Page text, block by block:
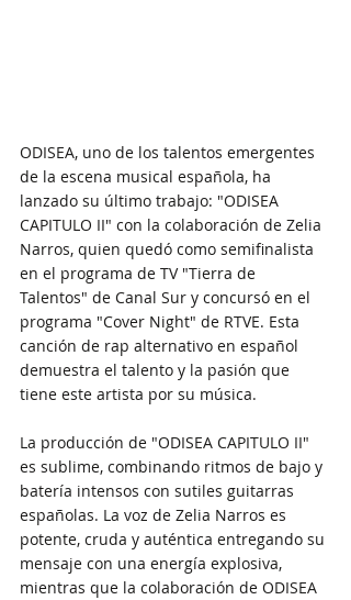
ODISEA, uno de los talentos emergentes
de la escena musical española, ha
lanzado su último trabajo: "ODISEA
CAPITULO II" con la colaboración de Zelia
Narros, quien quedó como semifinalista
en el programa de TV "Tierra de
Talentos" de Canal Sur y concursó en el
programa "Cover Night" de RTVE. Esta
canción de rap alternativo en español
demuestra el talento y la pasión que
tiene este artista por su música.
La producción de "ODISEA CAPITULO II"
es sublime, combinando ritmos de bajo y
batería intensos con sutiles guitarras
españolas. La voz de Zelia Narros es
potente, cruda y auténtica entregando su
mensaje con una energía explosiva,
mientras que la colaboración de ODISEA